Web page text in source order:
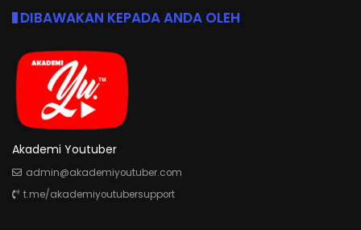
DIBAWAKAN KEPADA ANDA OLEH
Akademi Youtuber
admin@akademiyoutuber.com
t.me/akademiyoutubersupport